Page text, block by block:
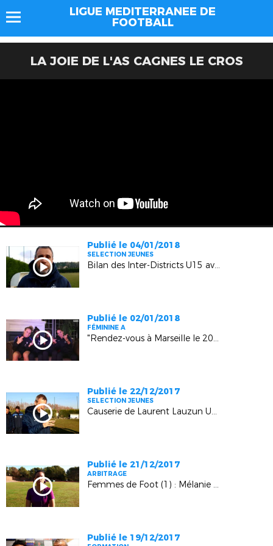
LIGUE MEDITERRANEE DE
FOOTBALL
LA JOIE DE L'AS CAGNES LE CROS
Publié le 04/01/2018
SELECTION JEUNES
Bilan des Inter-Districts U15 avec le CTR Laurent Lauzun
Publié le 02/01/2018
FÉMININE A
"Rendez-vous à Marseille le 20 janvier !"
Publié le 22/12/2017
SELECTION JEUNES
Causerie de Laurent Lauzun U15 Garçons Grand Vaucluse - Provence
Publié le 21/12/2017
ARBITRAGE
Femmes de Foot (1) : Mélanie Zafrilla
Publié le 19/12/2017